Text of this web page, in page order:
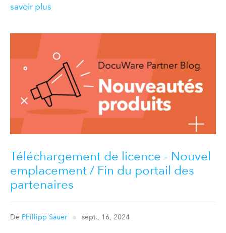
savoir plus
Téléchargement de licence - Nouvel
emplacement / Fin du portail des
partenaires
De Phillipp Sauer sept., 16, 2024